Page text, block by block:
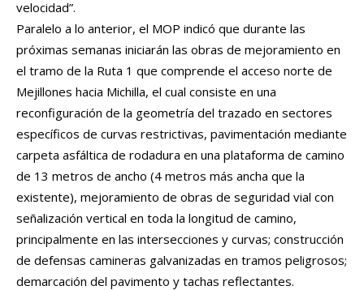
velocidad”.
Paralelo a lo anterior, el MOP indicó que durante las
próximas semanas iniciarán las obras de mejoramiento en
el tramo de la Ruta 1 que comprende el acceso norte de
Mejillones hacia Michilla, el cual consiste en una
reconfiguración de la geometría del trazado en sectores
específicos de curvas restrictivas, pavimentación mediante
carpeta asfáltica de rodadura en una plataforma de camino
de 13 metros de ancho (4 metros más ancha que la
existente), mejoramiento de obras de seguridad vial con
señalización vertical en toda la longitud de camino,
principalmente en las intersecciones y curvas; construcción
de defensas camineras galvanizadas en tramos peligrosos;
demarcación del pavimento y tachas reflectantes.